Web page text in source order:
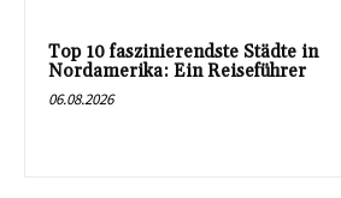
Top 10 faszinierendste Städte in
Nordamerika: Ein Reiseführer
06.08.2026